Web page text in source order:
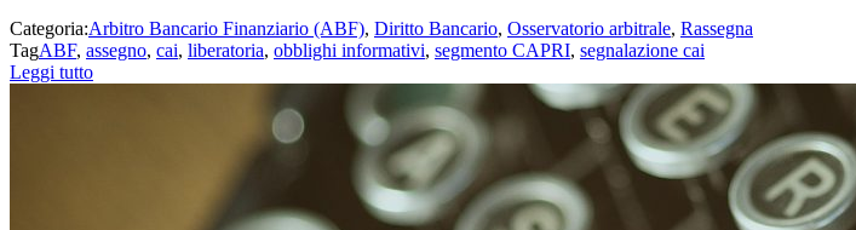
Categoria:Arbitro Bancario Finanziario (ABF), Diritto Bancario, Osservatorio arbitrale, Rassegna
TagABF, assegno, cai, liberatoria, obblighi informativi, segmento CAPRI, segnalazione cai
Leggi tutto